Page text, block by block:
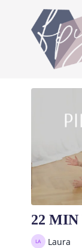
22 MIN
Laura